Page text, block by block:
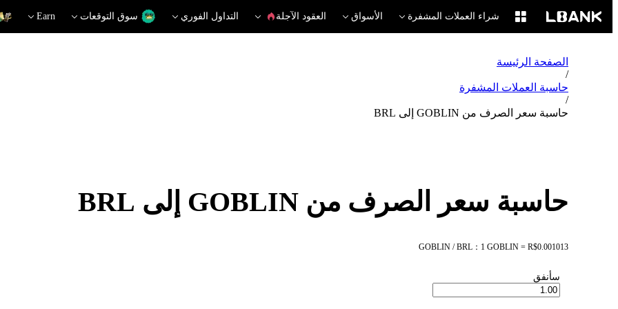
شراء العملات المشفرة الأسواق العقود الآجلة التداول الفوري سوق التوقعات Earn
الصفحة الرئيسة
/
حاسبة العملات المشفرة
/
حاسبة سعر الصرف من GOBLIN إلى BRL
حاسبة سعر الصرف من GOBLIN إلى BRL
GOBLIN / BRL：1 GOBLIN = R$0.001013
سأنفق